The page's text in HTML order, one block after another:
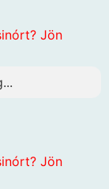
Jön
Jön